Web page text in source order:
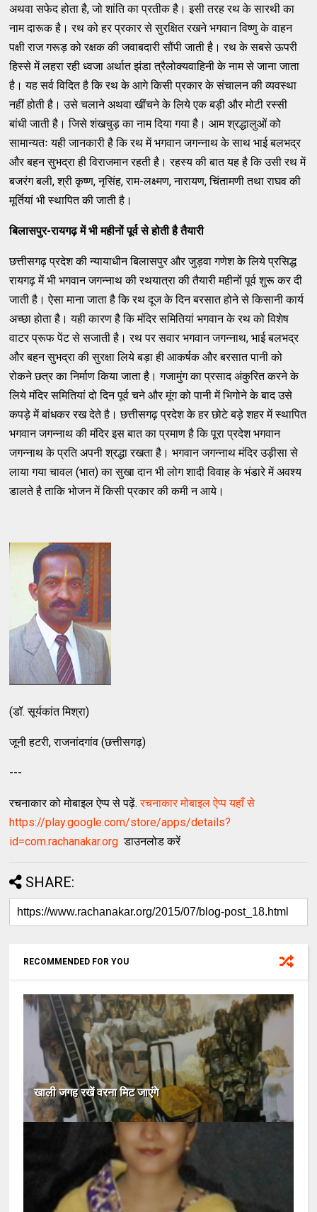
अथवा सफेद होता है, जो शांति का प्रतीक है। इसी तरह रथ के सारथी का
नाम दारूक है। रथ को हर प्रकार से सुरक्षित रखने भगवान विष्णु के वाहन
पक्षी राज गरूड़ को रक्षक की जवाबदारी सौंपी जाती है। रथ के सबसे ऊपरी
हिस्से में लहरा रही ध्वजा अर्थात झंडा त्रैलोक्यवाहिनी के नाम से जाना जाता
है। यह सर्व विदित है कि रथ के आगे किसी प्रकार के संचालन की व्यवस्था
नहीं होती है। उसे चलाने अथवा खींचने के लिये एक बड़ी और मोटी रस्सी
बांधी जाती है। जिसे शंखचुड़ का नाम दिया गया है। आम श्रद्धालुओं को
सामान्यतः यही जानकारी है कि रथ में भगवान जगन्नाथ के साथ भाई बलभद्र
और बहन सुभद्रा ही विराजमान रहती है। रहस्य की बात यह है कि उसी रथ में
बजरंग बली, श्री कृष्ण, नृसिंह, राम-लक्ष्मण, नारायण, चिंतामणी तथा राघव की
मूर्तियां भी स्थापित की जाती है।
बिलासपुर-रायगढ़ में भी महीनों पूर्व से होती है तैयारी
छत्तीसगढ़ प्रदेश की न्यायाधीन बिलासपुर और जुड़वा गणेश के लिये प्रसिद्ध
रायगढ़ में भी भगवान जगन्नाथ की रथयात्रा की तैयारी महीनों पूर्व शुरू कर दी
जाती है। ऐसा माना जाता है कि रथ दूज के दिन बरसात होने से किसानी कार्य
अच्छा होता है। यही कारण है कि मंदिर समितियां भगवान के रथ को विशेष
वाटर प्रूफ पेंट से सजाती है। रथ पर सवार भगवान जगन्नाथ, भाई बलभद्र
और बहन सुभद्रा की सुरक्षा लिये बड़ा ही आकर्षक और बरसात पानी को
रोकने छत्र का निर्माण किया जाता है। गजामुंग का प्रसाद अंकुरित करने के
लिये मंदिर समितियां दो दिन पूर्व चने और मूंग को पानी में भिगोने के बाद उसे
कपड़े में बांधकर रख देते है। छत्तीसगढ़ प्रदेश के हर छोटे बड़े शहर में स्थापित
भगवान जगन्नाथ की मंदिर इस बात का प्रमाण है कि पूरा प्रदेश भगवान
जगन्नाथ के प्रति अपनी श्रद्धा रखता है। भगवान जगन्नाथ मंदिर उड़ीसा से
लाया गया चावल (भात) का सुखा दान भी लोग शादी विवाह के भंडारे में अवश्य
डालते है ताकि भोजन में किसी प्रकार की कमी न आये।
(डॉ. सूर्यकांत मिश्रा)
जूनी हटरी, राजनांदगांव (छत्तीसगढ़)
---
रचनाकार को मोबाइल ऐप्प से पढ़ें.रचनाकार मोबाइल ऐप्प यहाँ से
https://play.google.com/store/apps/details?
id=com.rachanakar.org डाउनलोड करें
SHARE:
RECOMMENDED FOR YOU
खाली जगह रखें वरना मिट जाएंगे